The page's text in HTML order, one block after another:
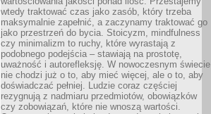
wtedy traktować czas jako zasób, który trzeba
maksymalnie zapełnić, a zaczynamy traktować go
jako przestrzeń do bycia. Stoicyzm, mindfulness
czy minimalizm to ruchy, które wyrastają z
podobnego podejścia – stawiają na prostotę,
uważność i autorefleksję. W nowoczesnym świecie
nie chodzi już o to, aby mieć więcej, ale o to, aby
doświadczać pełniej. Ludzie coraz częściej
rezygnują z nadmiaru przedmiotów, obowiązków
czy zobowiązań, które nie wnoszą wartości.